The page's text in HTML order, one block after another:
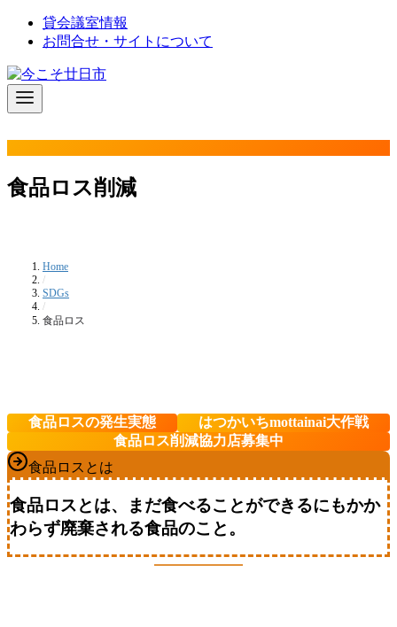
ン
ツ
へ
貸会議室情報
お問合せ・サイトについて
食品ロス削減
Home
/
SDGs
/
食品ロス
食品ロスの発生実態
はつかいちmottainai大作戦
食品ロス削減協力店募集中
食品ロスとは
食品ロスとは、まだ食べることができるにもかか
わらず廃棄される食品のこと。